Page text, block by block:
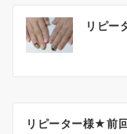
リピー
リピーター様★前